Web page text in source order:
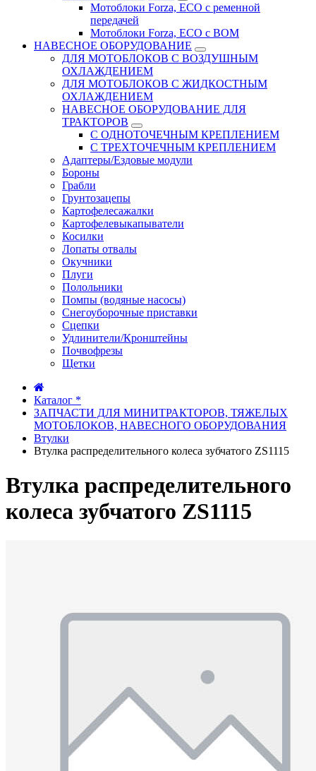
Мотоблоки Forza, ЕСО с ременной
передачей
Мотоблоки Forza, ЕСО с ВОМ
НАВЕСНОЕ ОБОРУДОВАНИЕ
ДЛЯ МОТОБЛОКОВ С ВОЗДУШНЫМ
ОХЛАЖДЕНИЕМ
ДЛЯ МОТОБЛОКОВ С ЖИДКОСТНЫМ
ОХЛАЖДЕНИЕМ
НАВЕСНОЕ ОБОРУДОВАНИЕ ДЛЯ
ТРАКТОРОВ
С ОДНОТОЧЕЧНЫМ КРЕПЛЕНИЕМ
С ТРЕХТОЧЕЧНЫМ КРЕПЛЕНИЕМ
Адаптеры/Ездовые модули
Бороны
Грабли
Грунтозацепы
Картофелесажалки
Картофелевыкапыватели
Косилки
Лопаты отвалы
Окучники
Плуги
Полольники
Помпы (водяные насосы)
Снегоуборочные приставки
Сцепки
Удлинители/Кронштейны
Почвофрезы
Щетки
Каталог *
ЗАПЧАСТИ ДЛЯ МИНИТРАКТОРОВ, ТЯЖЕЛЫХ
МОТОБЛОКОВ, НАВЕСНОГО ОБОРУДОВАНИЯ
Втулки
Втулка распределительного колеса зубчатого ZS1115
Втулка распределительного
колеса зубчатого ZS1115